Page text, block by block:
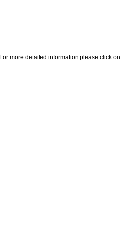
For more detailed information please click